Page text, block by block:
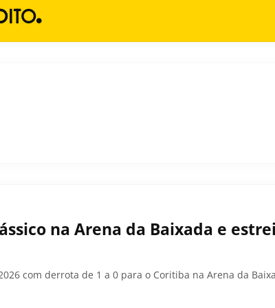
na Arena da Baixada e
com derrota de 1 a 0 para o Coritiba na Arena da